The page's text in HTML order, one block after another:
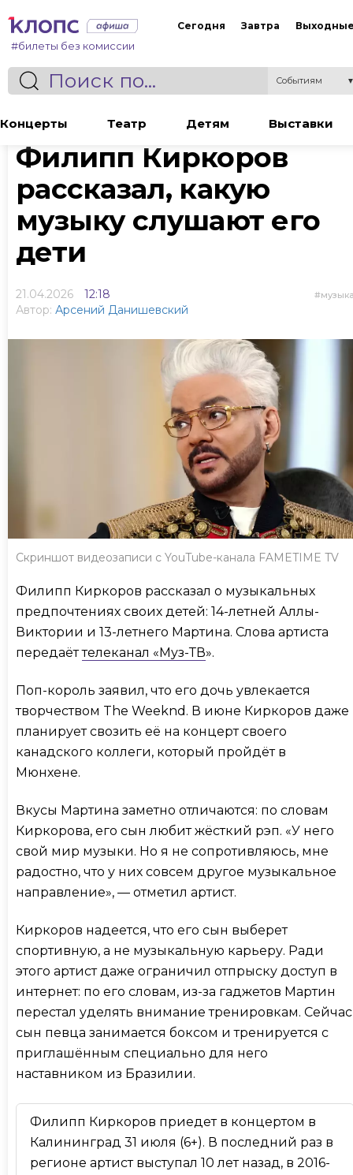
#билеты без комиссии
Сегодня Завтра
Событиям
Концерты Театр Детям Выставки
Статья
Филипп Киркоров
рассказал, какую
музыку слушают его
дети
21.04.2026
12:18
Автор: Арсений Данишевский
Скриншот видеозаписи с YouTube-канала FAMETIME TV
Филипп Киркоров рассказал о музыкальных
предпочтениях своих детей: 14-летней Аллы-
Виктории и 13-летнего Мартина. Слова артиста
передаёттелеканал «Муз-ТВ».
Поп-король заявил, что его дочь увлекается
творчеством The Weeknd. В июне Киркоров даже
планирует свозить её на концерт своего
канадского коллеги, который пройдёт в
Мюнхене.
Вкусы Мартина заметно отличаются: по словам
Киркорова, его сын любит жёсткий рэп. «У него
свой мир музыки. Но я не сопротивляюсь, мне
радостно, что у них совсем другое музыкальное
направление», — отметил артист.
Киркоров надеется, что его сын выберет
спортивную, а не музыкальную карьеру. Ради
этого артист даже ограничил отпрыску доступ в
интернет: по его словам, из-за гаджетов Мартин
перестал уделять внимание тренировкам. Сейчас
сын певца занимается боксом и тренируется с
приглашённым специально для него
наставником из Бразилии.
Филипп Киркоров приедет в концертом в
Калининград 31 июля (6+). В последний раз в
регионе артист выступал 10 лет назад, в 2016-